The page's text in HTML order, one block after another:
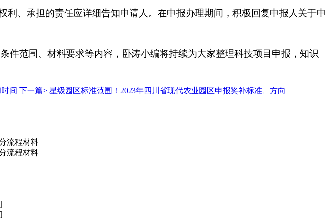
、承担的责任应详细告知申请人。在申报办理期间，积极回复申报人关于申
件范围、材料要求等内容，卧涛小编将持续为大家整理科技项目申报，知识
间 下一篇> 星级园区标准范围！2023年四川省现代农业园区申报奖补标准、方向
流程材料
流程材料